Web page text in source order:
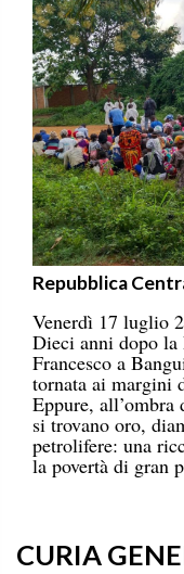
Repubblica
Venerdì 17 luglio
Dieci anni dopo la
Francesco a
tornata ai margini
Eppure, all’ombra
si trovano oro,
petrolifere: una
la povertà di gran
CURIA